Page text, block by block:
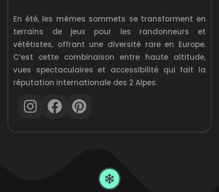
En été, les mêmes sommets se transforment en
terrains de jeux pour les randonneurs et
vététistes, offrant une diversité rare en Europe.
C’est cette combinaison entre haute altitude,
vues spectaculaires et accessibilité qui fait la
réputation internationale des 2 Alpes.